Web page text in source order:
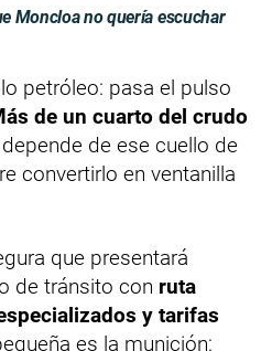
Moncloa no quería escuchar
petróleo: pasa el pulso
de un cuarto del crudo
depende de ese cuello de
convertirlo en ventanilla
que presentará
de tránsito con ruta
y tarifas
es la munición: